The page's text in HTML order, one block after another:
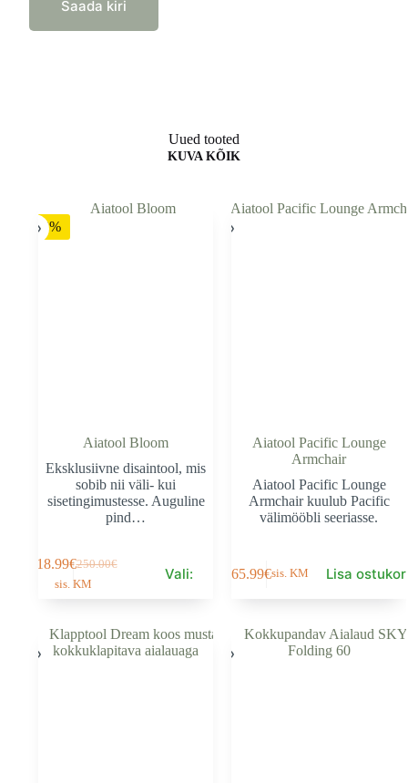
Saada kiri
Uued tooted
KUVA KÕIK
-52%
Aiatool Bloom
Eksklusiivne disaintool, mis
sobib nii väli- kui
sisetingimustesse. Auguline
pind…
250.00€
Algne
hind
118.99€Current
price
sis. KM
Vali:
This
product
variants.
options
Aiatool Pacific Lounge
Armchair
Aiatool Pacific Lounge
Armchair kuulub Pacific
välimööbli seeriasse.
165.99€sis. KM Lisa